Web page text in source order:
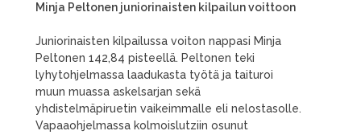
Minja Peltonen juniorinaisten kilpailun voittoon
Juniorinaisten kilpailussa voiton nappasi Minja
Peltonen 142,84 pisteellä. Peltonen teki
lyhytohjelmassa laadukasta työtä ja taituroi
muun muassa askelsarjan sekä
yhdistelmäpiruetin vaikeimmalle eli nelostasolle.
Vapaaohjelmassa kolmoislutziin osunut